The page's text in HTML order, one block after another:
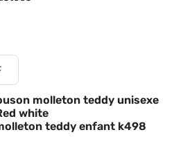
molleton teddy unisexe
white
teddy enfant k498